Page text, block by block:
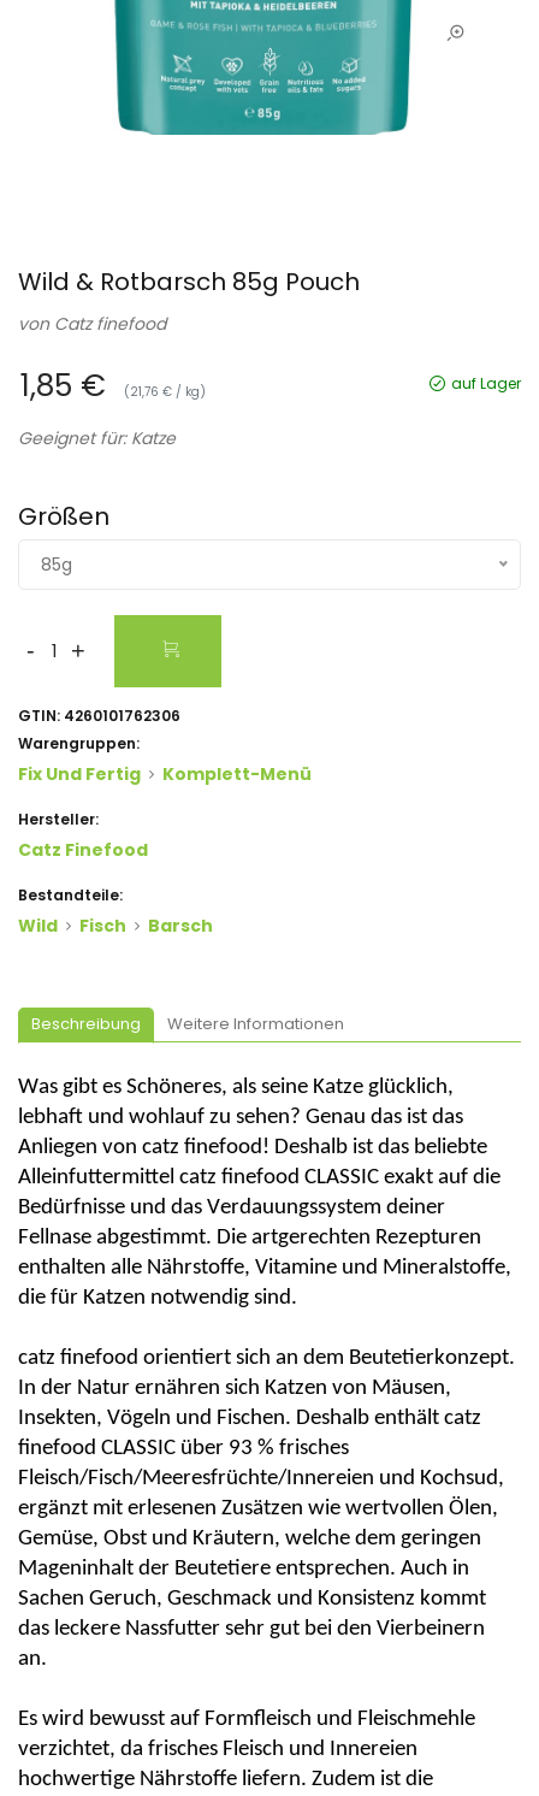
Wild & Rotbarsch 85g Pouch
von Catz finefood
1,85 € (21,76 € / kg) auf Lager
Geeignet für: Katze
Größen
85g
- +
GTIN: 4260101762306
Warengruppen:
Fix Und Fertig Komplett-Menü
Hersteller:
Catz Finefood
Bestandteile:
Wild Fisch Barsch
Beschreibung Weitere Informationen
Was gibt es Schöneres, als seine Katze glücklich,
lebhaft und wohlauf zu sehen? Genau das ist das
Anliegen von catz finefood ! Deshalb ist das beliebte
Alleinfuttermittel catz finefood CLASSIC exakt auf die
Bedürfnisse und das Verdauungssystem deiner
Fellnase abgestimmt. Die artgerechten Rezepturen
enthalten alle Nährstoffe, Vitamine und Mineralstoffe,
die für Katzen notwendig sind.
catz finefood orientiert sich an dem Beutetierkonzept.
In der Natur ernähren sich Katzen von Mäusen,
Insekten, Vögeln und Fischen. Deshalb enthält catz
finefood CLASSIC über 93 % frisches
Fleisch/Fisch/Meeresfrüchte/Innereien und Kochsud,
ergänzt mit erlesenen Zusätzen wie wertvollen Ölen,
Gemüse, Obst und Kräutern, welche dem geringen
Mageninhalt der Beutetiere entsprechen. Auch in
Sachen Geruch, Geschmack und Konsistenz kommt
das leckere Nassfutter sehr gut bei den Vierbeinern
an.
Es wird bewusst auf Formfleisch und Fleischmehle
verzichtet, da frisches Fleisch und Innereien
hochwertige Nährstoffe liefern. Zudem ist die